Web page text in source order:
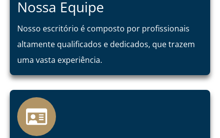
Nossa Equipe
Nosso escritório é composto por profissionais
altamente qualificados e dedicados, que trazem
uma vasta experiência.